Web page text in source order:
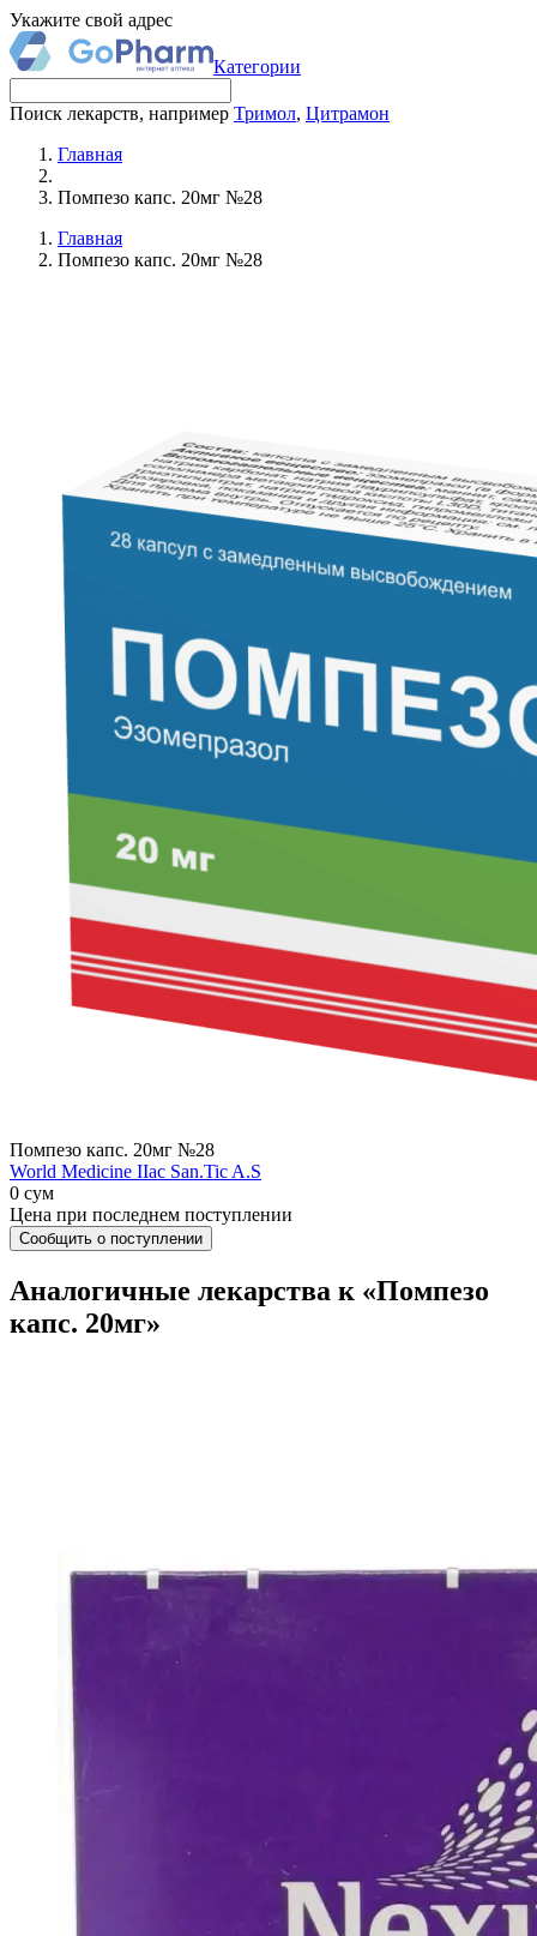
Укажите свой адрес
Категории
Поиск лекарств, например Тримол, Цитрамон
Главная
Помпезо капс. 20мг №28
Главная
Помпезо капс. 20мг №28
Помпезо капс. 20мг №28
World Мedicine IIac San.Tic A.S
0 сум
Цена при последнем поступлении
Сообщить о поступлении
Аналогичные лекарства к «Помпезо
капс. 20мг»